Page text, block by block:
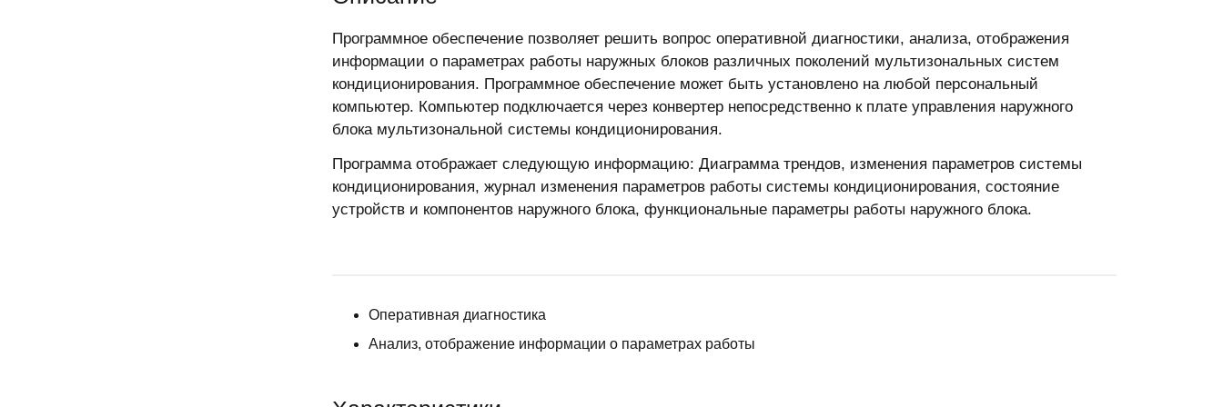
Программное обеспечение позволяет решить вопрос оперативной диагностики, анализа, отображения
информации о параметрах работы наружных блоков различных поколений мультизональных систем
кондиционирования. Программное обеспечение может быть установлено на любой персональный
компьютер. Компьютер подключается через конвертер непосредственно к плате управления наружного
блока мультизональной системы кондиционирования.
Программа отображает следующую информацию: Диаграмма трендов, изменения параметров системы
кондиционирования, журнал изменения параметров работы системы кондиционирования, состояние
устройств и компонентов наружного блока, функциональные параметры работы наружного блока.
Оперативная диагностика
Анализ, отображение информации о параметрах работы